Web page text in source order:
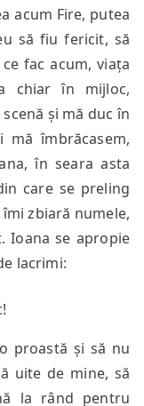
acum Fire, putea
să fiu fericit, să
fac acum, viața
chiar în mijloc,
și mă duc în
mă îmbrăcasem,
în seara asta
care se preling
zbiară numele,
Ioana se apropie
lacrimi:
proastă și să nu
uite de mine, să
la rând pentru